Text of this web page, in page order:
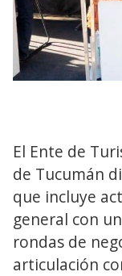
El Ente de
de Tucumán
que incluye
general con
rondas de
articulación